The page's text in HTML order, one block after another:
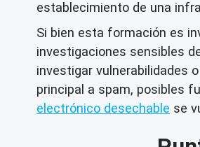
establecimiento de una
Si bien esta formación es
investigaciones sensibles
investigar vulnerabilidades
principal a spam, posibles
electrónico desechable se